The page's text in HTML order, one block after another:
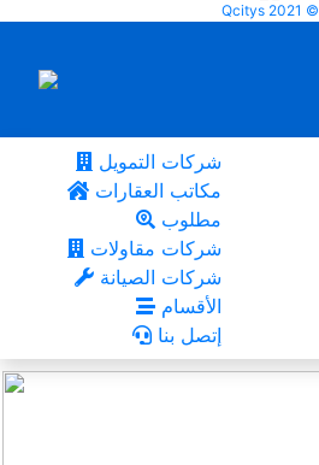
Qcitys 2021 ©
شركات التمويل
مكاتب العقارات
مطلوب
شركات مقاولات
شركات الصيانة
الأقسام
إتصل بنا